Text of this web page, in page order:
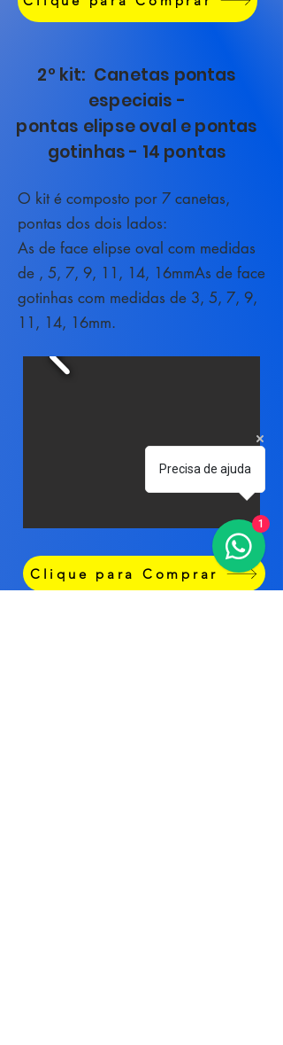
2º kit: Canetas pontas
especiais -
pontas elipse oval e pontas
gotinhas - 14 pontas
O kit é composto por 7 canetas,
pontas dos dois lados:
As de face elipse oval com medidas
de , 5, 7, 9, 11, 14, 16mmAs de face
gotinhas com medidas de 3, 5, 7, 9,
11, 14, 16mm.
Clique para Comprar
Precisa de ajuda
1